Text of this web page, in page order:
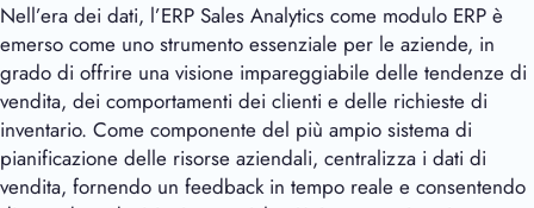
Nell’era dei dati, l’ERP Sales Analytics come modulo ERP è
emerso come uno strumento essenziale per le aziende, in
grado di offrire una visione impareggiabile delle tendenze di
vendita, dei comportamenti dei clienti e delle richieste di
inventario. Come componente del più ampio sistema di
pianificazione delle risorse aziendali, centralizza i dati di
vendita, fornendo un feedback in tempo reale e consentendo